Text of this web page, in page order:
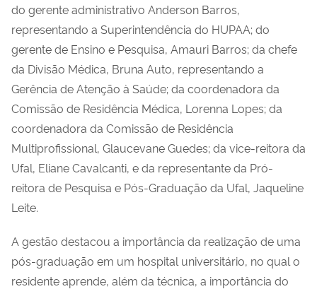
do gerente administrativo Anderson Barros,
representando a Superintendência do HUPAA; do
gerente de Ensino e Pesquisa, Amauri Barros; da chefe
da Divisão Médica, Bruna Auto, representando a
Gerência de Atenção à Saúde; da coordenadora da
Comissão de Residência Médica, Lorenna Lopes; da
coordenadora da Comissão de Residência
Multiprofissional, Glaucevane Guedes; da vice-reitora da
Ufal, Eliane Cavalcanti, e da representante da Pró-
reitora de Pesquisa e Pós-Graduação da Ufal, Jaqueline
Leite.
A gestão destacou a importância da realização de uma
pós-graduação em um hospital universitário, no qual o
residente aprende, além da técnica, a importância do